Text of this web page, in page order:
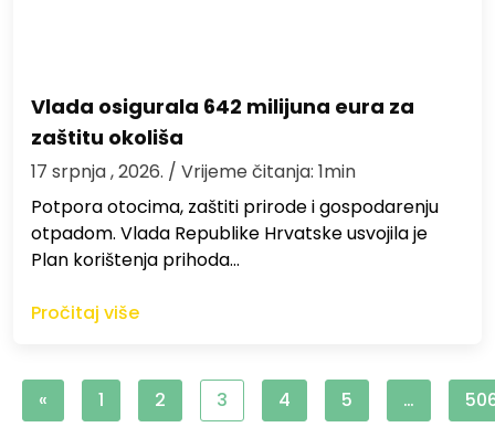
Vlada osigurala 642 milijuna eura za
zaštitu okoliša
17 srpnja , 2026. / Vrijeme čitanja: 1min
Potpora otocima, zaštiti prirode i gospodarenju
otpadom. Vlada Republike Hrvatske usvojila je
Plan korištenja prihoda…
Pročitaj više
« 1 2 3 4 5 …